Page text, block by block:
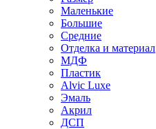
Маленькие
Большие
Средние
Отделка и материал
МДФ
Пластик
Alvic Luxe
Эмаль
Акрил
ДСП